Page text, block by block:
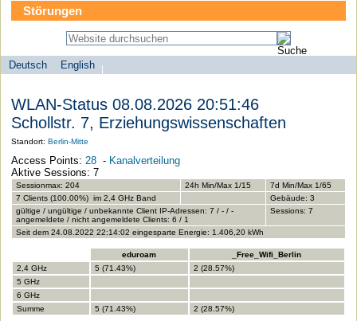
Störungen
Sprachauswahl
Deutsch
English
search-menu
Universität
zu
Berlin
-
Computer-
und
Medienservice
WLAN-Status 08.08.2026 20:51:46
Schollstr. 7, Erziehungswissenschaften
Standort: Berlin-Mitte
Access Points: 28- Kanalverteilung
Aktive Sessions: 7
Sessionmax: 204 24h Min/Max 1/15
7d Min/Max 1/65
7 Clients (100.00%) im 2,4 GHz Band
Gebäude: 3
gültige / ungültige / unbekannte Client IP-Adressen: 7 / - / -
angemeldete / nicht angemeldete Clients: 6 / 1
Sessions: 7
Seit dem 24.08.2022 22:14:02 eingesparte Energie: 1.406,20 kWh
eduroam
_Free_Wifi_Berlin
2,4 GHz
5 (71.43%)
2 (28.57%)
5 GHz
6 GHz
Summe
5 (71.43%) 2 (28.57%)